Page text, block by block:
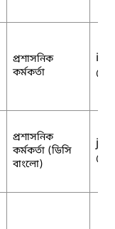
প্রশাসনিক
কর্মকর্তা
প্রশাসনিক
কর্মকর্তা (ডিসি
বাংলো)